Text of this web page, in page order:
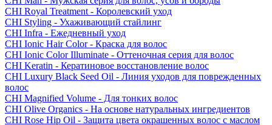
CHI Royal Treatment - Королевский уход
CHI Styling - Ухаживающий стайлинг
CHI Infra - Ежедневный уход
CHI Ionic Hair Color - Краска для волос
CHI Ionic Color Illuminate - Оттеночная серия для волос
CHI Keratin - Кератиновое восстановление волос
CHI Luxury Black Seed Oil - Линия уходов для поврежденных
волос
CHI Magnified Volume - Для тонких волос
CHI Olive Organics - На основе натуральных ингредиентов
CHI Rose Hip Oil - Защита цвета окрашенных волос с маслом